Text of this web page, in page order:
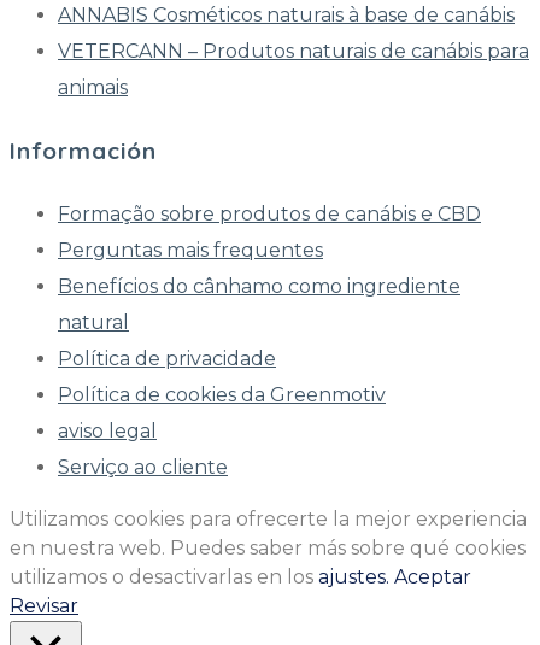
ANNABIS Cosméticos naturais à base de canábis
VETERCANN – Produtos naturais de canábis para
animais
Información
Formação sobre produtos de canábis e CBD
Perguntas mais frequentes
Benefícios do cânhamo como ingrediente
natural
Política de privacidade
Política de cookies da Greenmotiv
aviso legal
Serviço ao cliente
Utilizamos cookies para ofrecerte la mejor experiencia
en nuestra web. Puedes saber más sobre qué cookies
utilizamos o desactivarlas en los ajustes. Aceptar
Revisar